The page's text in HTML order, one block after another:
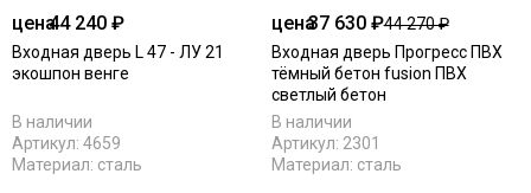
цена44 240 ₽
Входная дверь L 47 - ЛУ 21
экошпон венге
В наличии
Артикул: 4659
Материал: сталь
цена37 630 ₽44 270 ₽
Входная дверь Прогресс ПВХ
тёмный бетон fusion ПВХ
светлый бетон
В наличии
Артикул: 2301
Материал: сталь